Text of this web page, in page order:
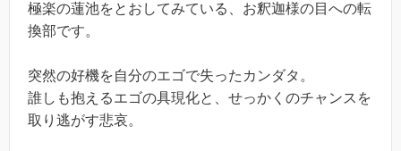
極楽の蓮池をとおしてみている、お釈迦様の目への転
換部です。
突然の好機を自分のエゴで失ったカンダタ。
誰しも抱えるエゴの具現化と、せっかくのチャンスを
取り逃がす悲哀。